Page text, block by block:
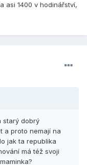
asi 1400 v hodinářství,
starý dobrý
a proto nemají na
jak ta republika
má též svoji